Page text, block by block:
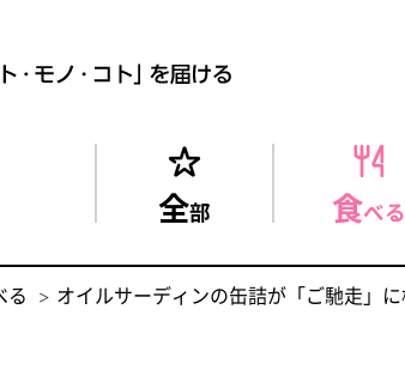
全部 食べる
る
オイルサーディンの缶詰が「ご馳走」に